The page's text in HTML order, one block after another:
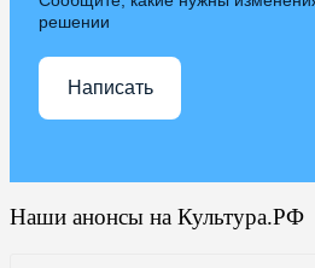
решении
Написать
Наши анонсы на Культура.РФ